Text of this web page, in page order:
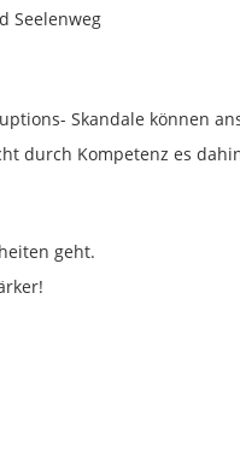
Seelenweg
Skandale können
durch Kompetenz es
geht.